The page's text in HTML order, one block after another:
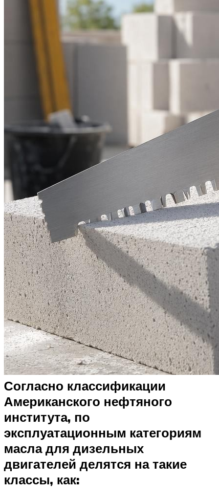
Согласно классификации
Американского нефтяного
института, по
эксплуатационным категориям
масла для дизельных
двигателей делятся на такие
классы, как: